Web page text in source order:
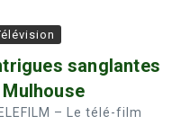
sanglantes
Mulhouse
– Le télé-film